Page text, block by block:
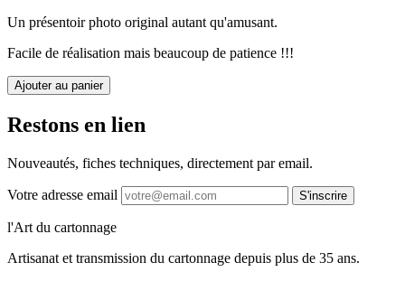
Un présentoir photo original autant qu'amusant.
Facile de réalisation mais beaucoup de patience !!!
Ajouter au panier
Restons en lien
Nouveautés, fiches techniques, directement par email.
Votre adresse email S'inscrire
l'Art du cartonnage
Artisanat et transmission du cartonnage depuis plus de 35 ans.